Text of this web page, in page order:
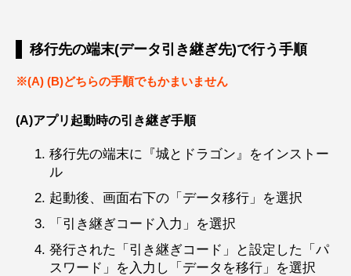
移行先の端末(データ引き継ぎ先)で行う手順
(A) (B)どちらの手順でもかまいません
(A)アプリ起動時の引き継ぎ手順
移行先の端末に『城とドラゴン』をインストー
ル
起動後、画面右下の「データ移行」を選択
「引き継ぎコード入力」を選択
発行された「引き継ぎコード」と設定した「パ
スワード」を入力し「データを移行」を選択